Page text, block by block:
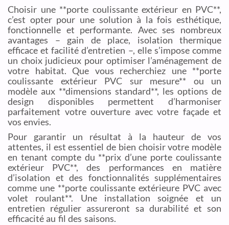
Choisir une **porte coulissante extérieur en PVC**,
c’est opter pour une solution à la fois esthétique,
fonctionnelle et performante. Avec ses nombreux
avantages – gain de place, isolation thermique
efficace et facilité d’entretien –, elle s’impose comme
un choix judicieux pour optimiser l’aménagement de
votre habitat. Que vous recherchiez une **porte
coulissante extérieur PVC sur mesure** ou un
modèle aux **dimensions standard**, les options de
design disponibles permettent d’harmoniser
parfaitement votre ouverture avec votre façade et
vos envies.
Pour garantir un résultat à la hauteur de vos
attentes, il est essentiel de bien choisir votre modèle
en tenant compte du **prix d’une porte coulissante
extérieur PVC**, des performances en matière
d’isolation et des fonctionnalités supplémentaires
comme une **porte coulissante extérieure PVC avec
volet roulant**. Une installation soignée et un
entretien régulier assureront sa durabilité et son
efficacité au fil des saisons.